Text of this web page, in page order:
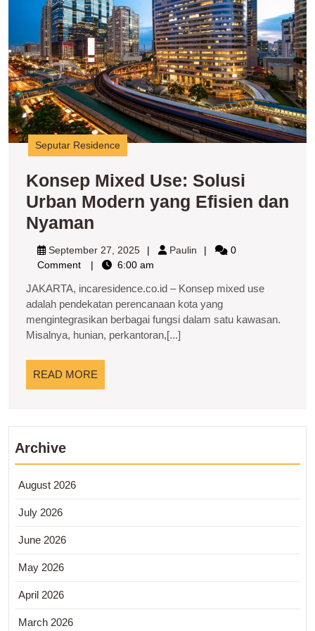
Seputar Residence
Konsep Mixed Use: Solusi
Urban Modern yang Efisien dan
Nyaman
Mixed
Use:
Solusi
Urban
Modern
Efisien
dan
September 27, 2025September
27,
Paulin Paulin
0
Comment
6:00 am
JAKARTA, incaresidence.co.id – Konsep mixed use
adalah pendekatan perencanaan kota yang
mengintegrasikan berbagai fungsi dalam satu kawasan.
Misalnya, hunian, perkantoran,[...]
READ MORE
MORE
Archive
August 2026
July 2026
June 2026
May 2026
April 2026
March 2026